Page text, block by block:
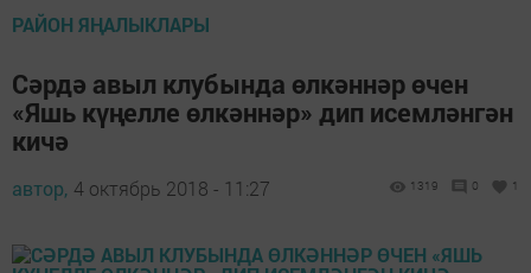
РАЙОН ЯҢАЛЫКЛАРЫ
Сәрдә авыл клубында өлкәннәр өчен
«Яшь күңелле өлкәннәр» дип исемләнгән
кичә
автор, 4 октябрь 2018 - 11:27 1319 0 1